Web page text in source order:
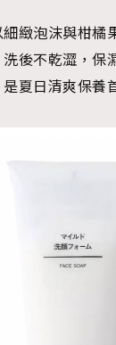
緻泡沫與柑橘
後不乾澀，保
夏日清爽保養